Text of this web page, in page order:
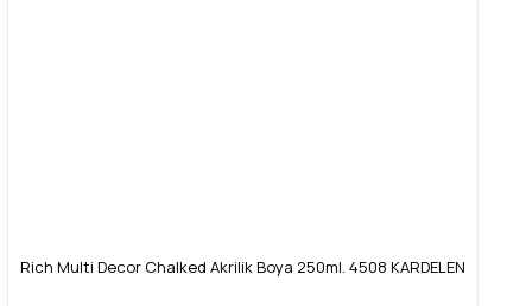
Rich Multi Decor Chalked Akrilik Boya 250ml. 4508 KARDELEN